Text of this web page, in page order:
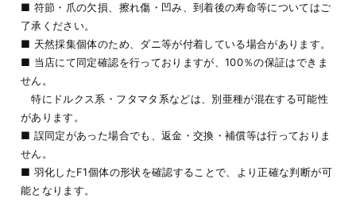
■ 符節・爪の欠損、擦れ傷・凹み、到着後の寿命等についてはご
了承ください。
■ 天然採集個体のため、ダニ等が付着している場合があります。
■ 当店にて同定確認を行っておりますが、100％の保証はできま
せん。
特にドルクス系・フタマタ系などは、別亜種が混在する可能性
があります。
■ 誤同定があった場合でも、返金・交換・補償等は行っておりま
せん。
■ 羽化したF1個体の形状を確認することで、より正確な判断が可
能となります。